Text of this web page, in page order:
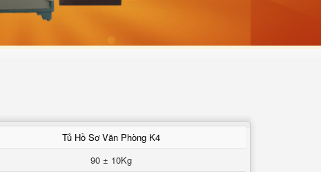
Tủ Hồ Sơ Văn Phòng K4
90 ± 10Kg